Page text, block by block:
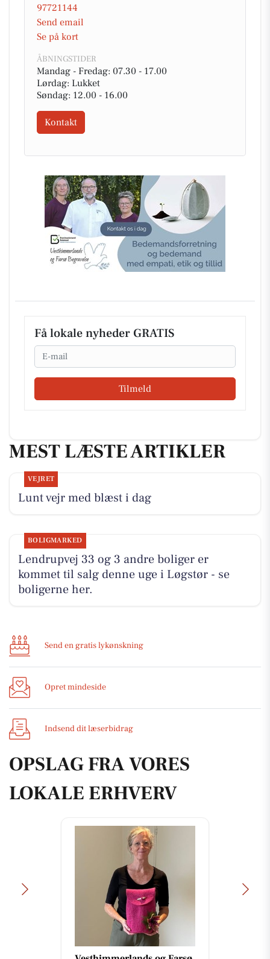
97721144
Send email
Se på kort
ÅBNINGSTIDER
Mandag - Fredag: 07.30 - 17.00
Lørdag: Lukket
Søndag: 12.00 - 16.00
Kontakt
Få lokale nyheder GRATIS
Email
Tilmeld
MEST LÆSTE ARTIKLER
VEJRET
Lunt vejr med blæst i dag
BOLIGMARKED
Lendrupvej 33 og 3 andre boliger er
kommet til salg denne uge i Løgstør - se
boligerne her.
Send en gratis lykønskning
Opret mindeside
Indsend dit læserbidrag
OPSLAG FRA VORES
LOKALE ERHVERV